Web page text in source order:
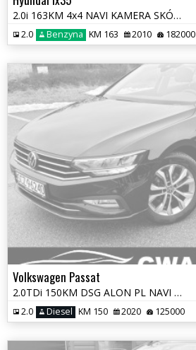
2.0i 163KM 4x4 NAVI KAMERA SKÓRY ALU PDC 4xGrz.Fotele KeyFree PANORAMA
2.0 Benzyna KM 163 2010 182000
Volkswagen Passat
2.0TDi 150KM DSG ALON PL NAVI KAMERA 360 KLIMATRONIC 2xPDC Grz.Fotele
2.0 Diesel KM 150 2020 125000